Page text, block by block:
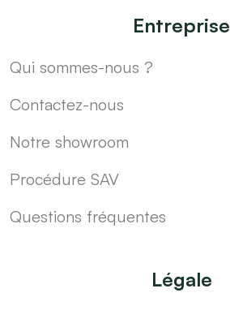
Entreprise
Qui sommes-nous ?
Contactez-nous
Notre showroom
Procédure SAV
Questions fréquentes
Légale